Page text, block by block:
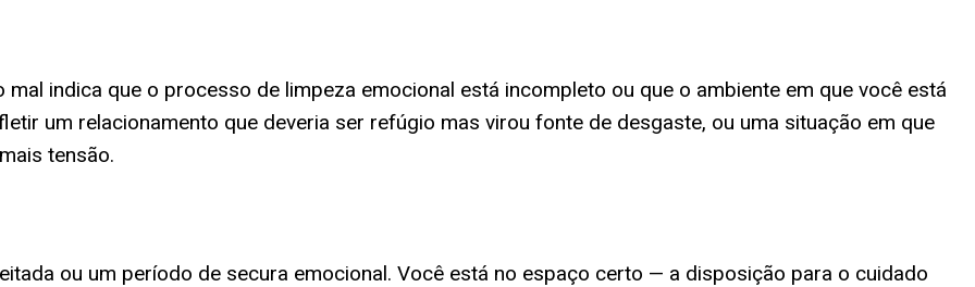
indica que o processo de limpeza emocional está incompleto ou que o ambiente em que você está
um relacionamento que deveria ser refúgio mas virou fonte de desgaste, ou uma situação em que
tensão.
ou um período de secura emocional. Você está no espaço certo — a disposição para o cuidado